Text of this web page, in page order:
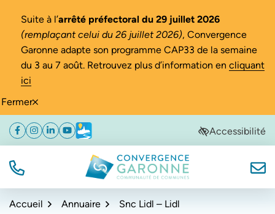
Fermer
Suite à l’arrêté préfectoral du 29 juillet 2026
(remplaçant celui du 26 juillet 2026), Convergence
Garonne adapte son programme CAP33 de la semaine
du 3 au 7 août. Retrouvez plus d’information en cliquant
ici
Aller
navigation
Aller
au
Aller
au
de
Facebook
(ouverture dans un nouvel onglet)
Instagram
(ouverture dans un nouvel onglet)
Linkedin
(ouverture dans un nouvel onglet)
YouTube
(ouverture dans un nouvel onglet)
Météo
(ouverture dans un nouvel onglet)Accessibilité
TÉL. Convergence Garonne
Accueil Annuaire Snc Lidl – Lidl